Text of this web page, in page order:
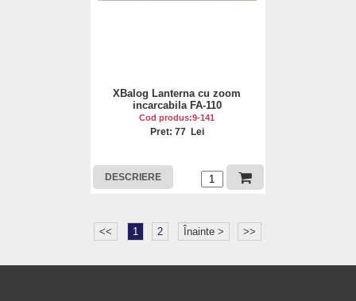
XBalog Lanterna cu zoom
incarcabila FA-110
Cod produs:9-141
Pret: 77 Lei
DESCRIERE
<< 1 2 Înainte > >>